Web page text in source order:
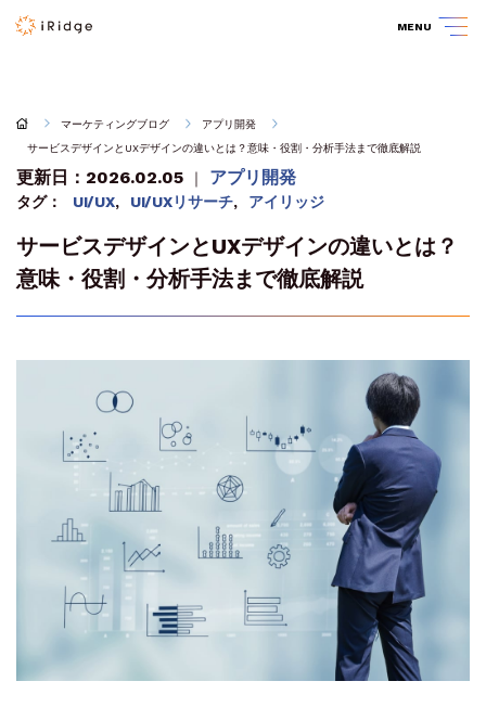
MENU
マーケティングブログ
アプリ開発
サービスデザインとUXデザインの違いとは？意味・役割・分析手法まで徹底解説
更新日：2026.02.05 ｜ アプリ開発
タグ： UI/UX, UI/UXリサーチ, アイリッジ
サービスデザインとUXデザインの違いとは？
意味・役割・分析手法まで徹底解説